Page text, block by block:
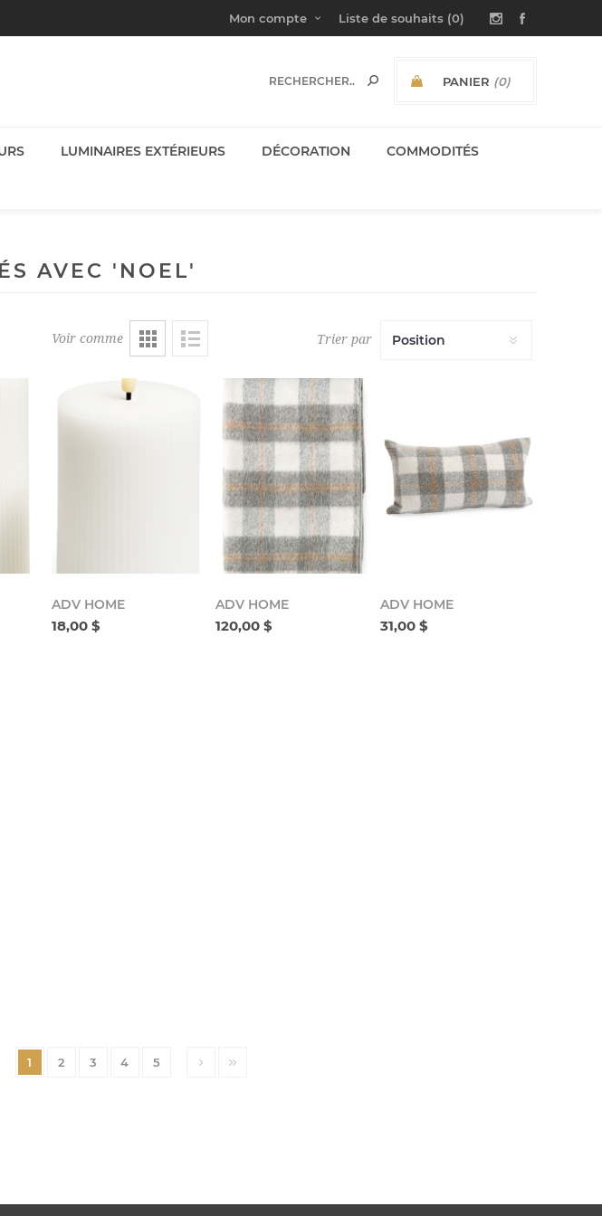
Mon compte Liste de souhaits (0)
PANIER (0)
LUMINAIRES EXTÉRIEURS DÉCORATION COMMODITÉS
AVEC 'NOEL'
Voir comme Trier par
ADV HOME
18,00 $
ADV HOME
120,00 $
ADV HOME
31,00 $
1 2 3 4 5